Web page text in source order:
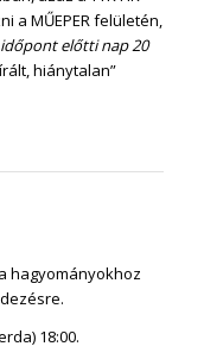
a MŰEPER felületén,
időpont előtti nap 20
hiánytalan”
hagyományokhoz
18:00.